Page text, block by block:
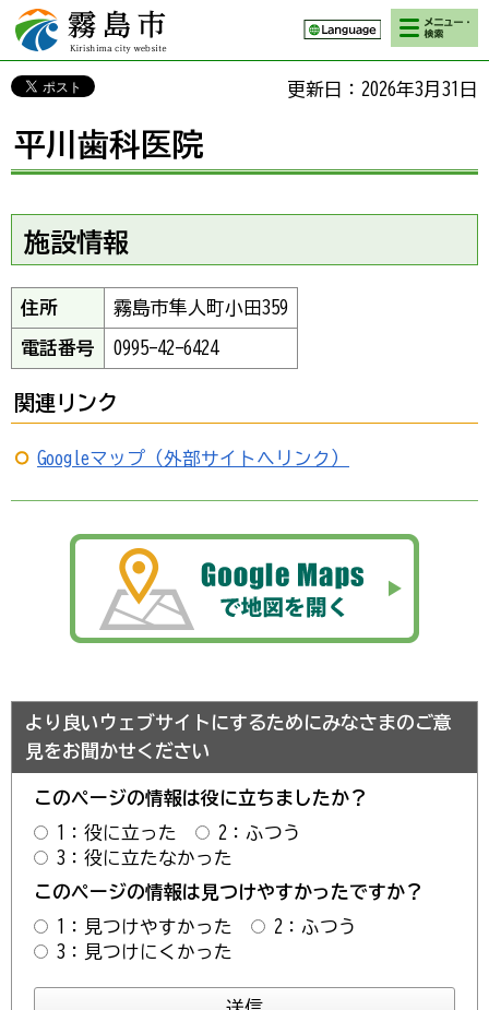
霧島市 Kirishima
city website
検索・メニ
ュー
更新日：2026年3月31日
平川歯科医院
施設情報
住所 霧島市隼人町小田359
電話番号 0995-42-6424
関連リンク
Googleマップ（外部サイトへリンク）
より良いウェブサイトにするためにみなさまのご意
見をお聞かせください
このページの情報は役に立ちましたか？
1：役に立った
2：ふつう
3：役に立たなかった
このページの情報は見つけやすかったですか？
1：見つけやすかった
2：ふつう
3：見つけにくかった